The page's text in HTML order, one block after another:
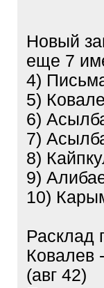
Новый
еще 7
4)
5)
6)
7)
8)
9)
10)
Расклад
Ковалев
(авг 42)